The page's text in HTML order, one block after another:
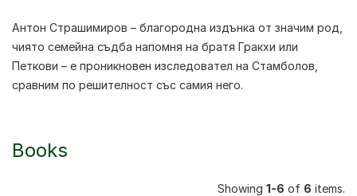
Антон Страшимиров – благородна издънка от значим род,
чиято семейна съдба напомня на братя Гракхи или
Петкови – е проникновен изследовател на Стамболов,
сравним по решителност със самия него.
Books
Showing 1-6 of 6 items.